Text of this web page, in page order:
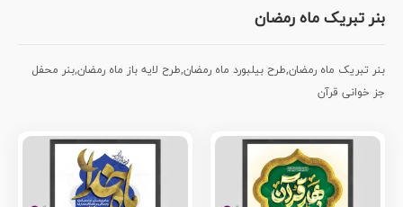
بنر تبریک ماه رمضان
بنر تبریک ماه رمضان,طرح بیلبورد ماه رمضان,طرح لایه باز ماه رمضان,بنر محفل
جز خوانی قرآن